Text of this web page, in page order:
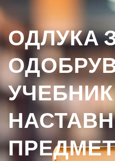
ОДЛУКА
ПРЕДМЕТ